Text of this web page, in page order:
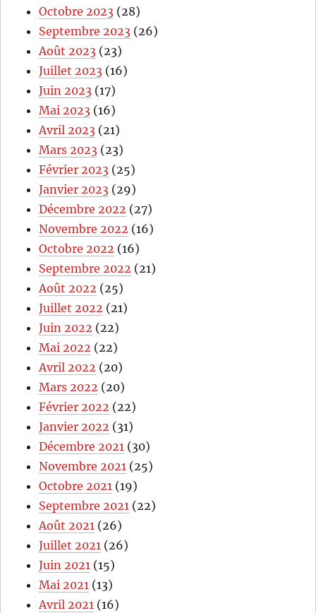
Octobre 2023 (28)
Septembre 2023 (26)
Août 2023 (23)
Juillet 2023 (16)
Juin 2023 (17)
Mai 2023 (16)
Avril 2023 (21)
Mars 2023 (23)
Février 2023 (25)
Janvier 2023 (29)
Décembre 2022 (27)
Novembre 2022 (16)
Octobre 2022 (16)
Septembre 2022 (21)
Août 2022 (25)
Juillet 2022 (21)
Juin 2022 (22)
Mai 2022 (22)
Avril 2022 (20)
Mars 2022 (20)
Février 2022 (22)
Janvier 2022 (31)
Décembre 2021 (30)
Novembre 2021 (25)
Octobre 2021 (19)
Septembre 2021 (22)
Août 2021 (26)
Juillet 2021 (26)
Juin 2021 (15)
Mai 2021 (13)
Avril 2021 (16)